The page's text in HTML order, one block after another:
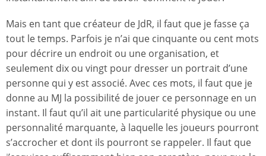
Mais en tant que créateur de JdR, il faut que je fasse ça
tout le temps. Parfois je n’ai que cinquante ou cent mots
pour décrire un endroit ou une organisation, et
seulement dix ou vingt pour dresser un portrait d’une
personne qui y est associé. Avec ces mots, il faut que je
donne au MJ la possibilité de jouer ce personnage en un
instant. Il faut qu’il ait une particularité physique ou une
personnalité marquante, à laquelle les joueurs pourront
s’accrocher et dont ils pourront se rappeler. Il faut que